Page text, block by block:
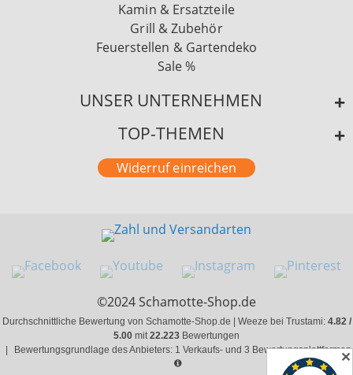
Kamin & Ersatzteile
Grill & Zubehör
Feuerstellen & Gartendeko
Sale %
UNSER UNTERNEHMEN
TOP-THEMEN
Widerruf einreichen
©2024 Schamotte-Shop.de
Durchschnittliche Bewertung von Schamotte-Shop.de | Weeze bei Trustami: 4.82 /
5.00 mit22.223 Bewertungen
Bewertungsgrundlage des Anbieters: 1 Verkaufs- und 3 Bewertungsplattformen
✕